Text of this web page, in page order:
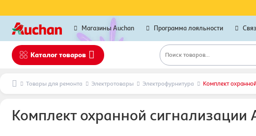
Магазины Auchan Программа лояльности
Каталог товаров Поиск товаров...
Товары для ремонта Электротовары Электрофурнитура Комплект
Комплект охранной